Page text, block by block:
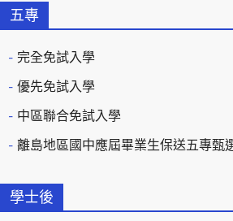
五專
完全免試入學
優先免試入學
中區聯合免試入學
離島地區國中應屆畢業生保送五專甄
學士後